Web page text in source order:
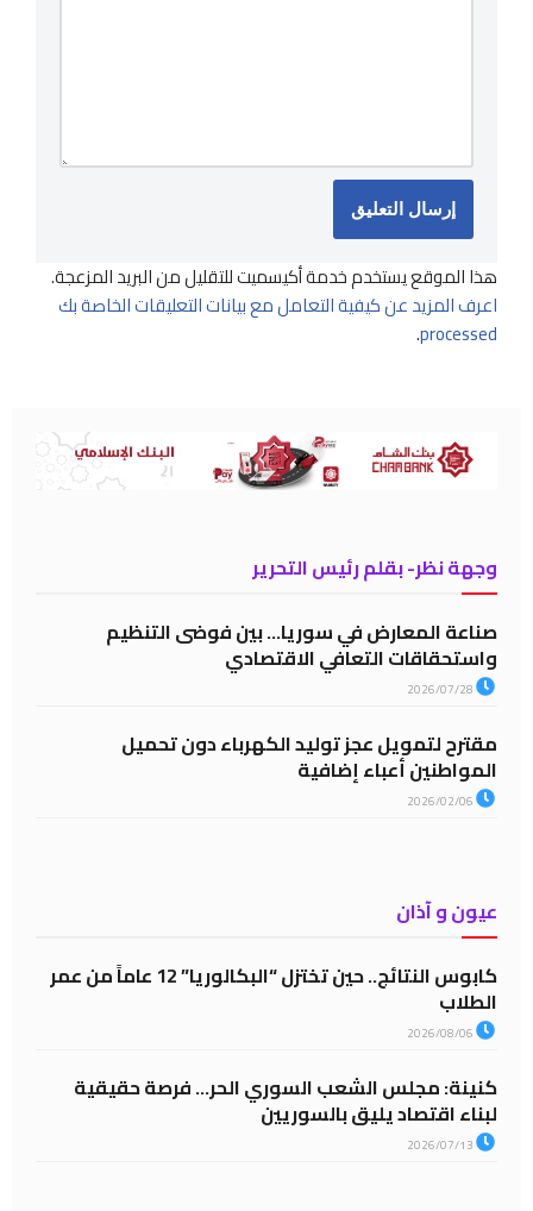
هذا الموقع يستخدم خدمة أكيسميت للتقليل من البريد المزعجة.
اعرف المزيد عن كيفية التعامل مع بيانات التعليقات الخاصة بك
processed
.
وجهة نظر- بقلم رئيس التحرير
صناعة المعارض في سوريا… بين فوضى التنظيم
واستحقاقات التعافي الاقتصادي
مقترح لتمويل عجز توليد الكهرباء دون تحميل
المواطنين أعباء إضافية
عيون و آذان
كابوس النتائج.. حين تختزل “البكالوريا” 12 عاماً من عمر
الطلاب
كنينة: مجلس الشعب السوري الحر… فرصة حقيقية
لبناء اقتصاد يليق بالسوريين